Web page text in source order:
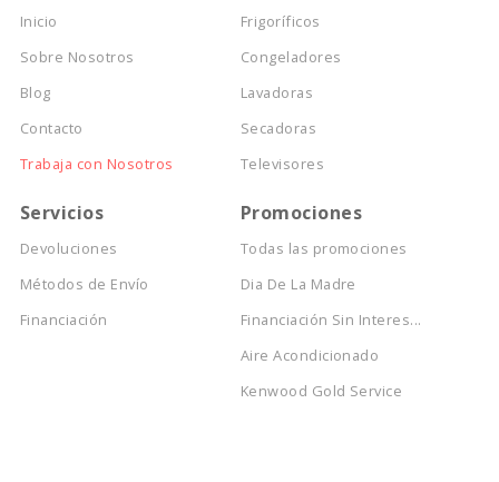
Inicio
Sobre Nosotros
Blog
Contacto
Trabaja con Nosotros
Frigoríficos
Congeladores
Lavadoras
Secadoras
Televisores
Servicios
Devoluciones
Métodos de Envío
Financiación
Promociones
Todas las promociones
Dia De La Madre
Financiación Sin Interes...
Aire Acondicionado
Kenwood Gold Service